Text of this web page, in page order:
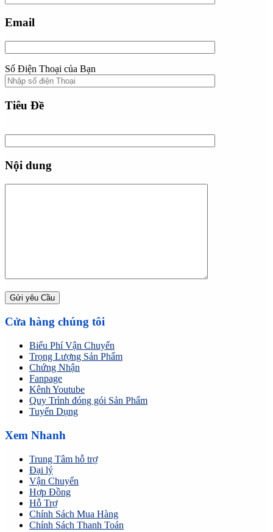
Email
Số Điện Thoại của Bạn
Tiêu Đề
Nội dung
Cửa hàng chúng tôi
Biểu Phí Vận Chuyển
Trọng Lượng Sản Phẩm
Chứng Nhận
Fanpage
Kênh Youtube
Quy Trình đóng gói Sản Phẩm
Tuyển Dụng
Xem Nhanh
Trung Tâm hỗ trợ
Đại lý
Vận Chuyển
Hợp Đồng
Hỗ Trợ
Chính Sách Mua Hàng
Chính Sách Thanh Toán